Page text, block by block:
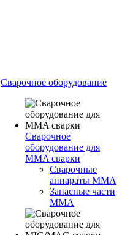
Сварочное оборудование
Сварочное
оборудование для
MMA сварки
Сварочные
аппараты MMA
Запасные части
MMA